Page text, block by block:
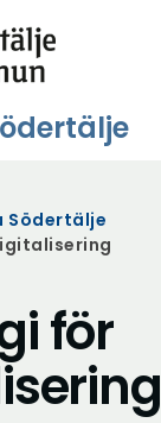
Södertälje
för